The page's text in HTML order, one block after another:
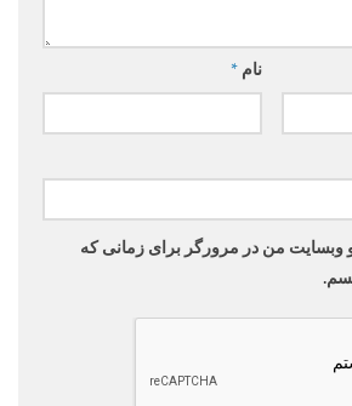
نام *
و وبسایت من در مرورگر برای زمانی که